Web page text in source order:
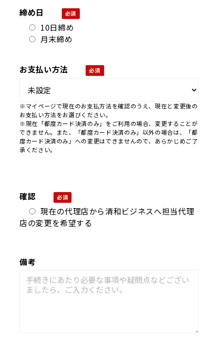
締め日
10日締め
月末締め
お支払い方法
※マイページで現在のお支払方法を確認のうえ、現在と変更後の
お支払い方法をお選びください。
※現在「都度カード決済のみ」をご利用の場合、変更することが
できません。また、「都度カード決済のみ」以外の場合は、「都
度カード決済のみ」への変更はできませんので、あらかじめご了
承ください。
確認
現在の代理店から清和ビジネスへ担当代理
店の変更を希望する
備考